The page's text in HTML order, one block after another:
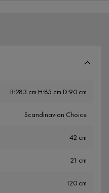
B:283 cm H:85 cm D:90 cm
Scandinavian Choice
42 cm
21 cm
120 cm